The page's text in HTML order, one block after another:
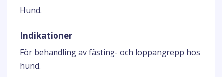
Hund.
Indikationer
För behandling av fästing- och loppangrepp hos
hund.